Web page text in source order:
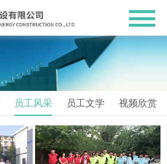
员工风采 员工文学 视频欣赏